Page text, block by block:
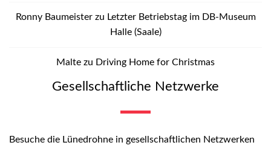
Ronny Baumeisterzu Letzter Betriebstag im DB-Museum
Halle (Saale)
Malte zu Driving Home for Christmas
Gesellschaftliche Netzwerke
Besuche die Lünedrohne in gesellschaftlichen Netzwerken